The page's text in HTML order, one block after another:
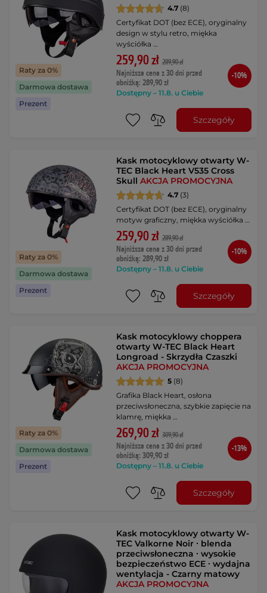
Raty za 0%
Darmowa dostawa
Prezent
4.7 (8)
Certyfikat DOT (bez ECE), oryginalny
design w stylu retro, miękka
wyściółka …
259,90 zł 289,90 zł
Najniższa cena z 30 dni przed
obniżką: 289,90 zł
Dostępny – 11.8. u Ciebie
-10%
Szczegóły
Raty za 0%
Darmowa dostawa
Prezent
Kask motocyklowy otwarty W-
TEC Black Heart V535 Cross
SkullAKCJA PROMOCYJNA
4.7 (3)
Certyfikat DOT (bez ECE), oryginalny
motyw graficzny, miękka wyściółka …
259,90 zł 289,90 zł
Najniższa cena z 30 dni przed
obniżką: 289,90 zł
Dostępny – 11.8. u Ciebie
-10%
Szczegóły
Raty za 0%
Darmowa dostawa
Prezent
Kask motocyklowy choppera
otwarty W-TEC Black Heart
Longroad - Skrzydła Czaszki
AKCJA PROMOCYJNA
5 (8)
Grafika Black Heart, osłona
przeciwsłoneczna, szybkie zapięcie na
klamrę, miękka …
269,90 zł 309,90 zł
Najniższa cena z 30 dni przed
obniżką: 309,90 zł
Dostępny – 11.8. u Ciebie
-13%
Szczegóły
Kask motocyklowy otwarty W-
TEC Valkorne Noir ∙ blenda
przeciwsłoneczna ∙ wysokie
bezpieczeństwo ECE ∙ wydajna
wentylacja - Czarny matowy
AKCJA PROMOCYJNA